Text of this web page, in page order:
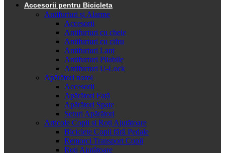
Accesorii pentru Bicicleta
Antifurturi și Alarme
Accesorii
Antifurturi cu cheie
Antifurturi cu cifru
Antifurturi Lanț
Antifurturi Pliabile
Antifurturi U-Lock
Apărători noroi
Accesorii
Apărători Față
Apărători Spate
Seturi Apărători
Articole Copii și Roți Ajutătoare
Biciclete Copii fără Pedale
Remorci Transport Copii
Roți Ajutătoare